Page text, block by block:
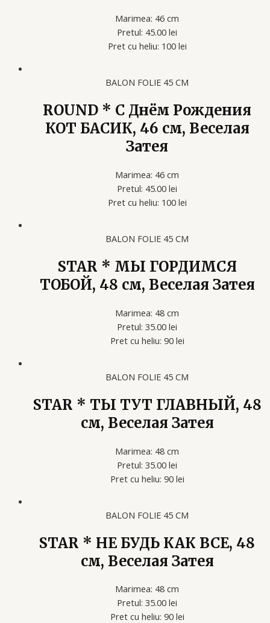
Marimea: 46 cm
Pretul: 45.00 lei
Pret cu heliu: 100 lei
BALON FOLIE 45 CM
ROUND * С Днём Рождения
КОТ БАСИК, 46 см, Веселая
Затея
Marimea: 46 cm
Pretul: 45.00 lei
Pret cu heliu: 100 lei
BALON FOLIE 45 CM
STAR * МЫ ГОРДИМСЯ
ТОБОЙ, 48 см, Веселая Затея
Marimea: 48 cm
Pretul: 35.00 lei
Pret cu heliu: 90 lei
BALON FOLIE 45 CM
STAR * ТЫ ТУТ ГЛАВНЫЙ, 48
см, Веселая Затея
Marimea: 48 cm
Pretul: 35.00 lei
Pret cu heliu: 90 lei
BALON FOLIE 45 CM
STAR * НЕ БУДЬ КАК ВСЕ, 48
см, Веселая Затея
Marimea: 48 cm
Pretul: 35.00 lei
Pret cu heliu: 90 lei